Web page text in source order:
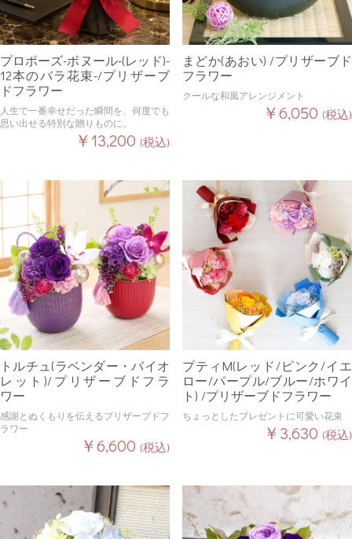
プロポーズ-ボヌール-(レッド)-
12本のバラ花束-/プリザーブ
ドフラワー
人生で一番幸せだった瞬間を、何度でも
思い出せる特別な贈りものに。
￥13,200 (税込)
まどか(あおい) /プリザーブド
フラワー
クールな和風アレンジメント
￥6,050 (税込)
トルチュ(ラベンダー・バイオ
レット)/プリザーブドフラ
ワー
感謝とぬくもりを伝えるプリザーブドフ
ラワー
￥6,600 (税込)
プティM(レッド/ピンク/イエ
ロー/パープル/ブルー/ホワイ
ト) /プリザーブドフラワー
ちょっとしたプレゼントに可愛い花束
￥3,630 (税込)